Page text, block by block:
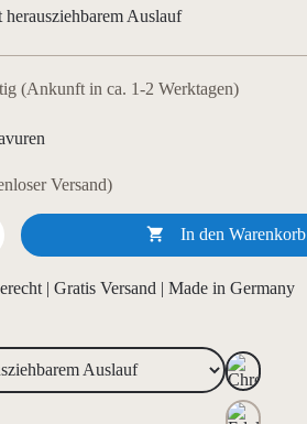
Auslauf
(Ankunft in ca. 1-2 Werktagen)
Versand)
 In den Warenkorb
| Gratis Versand | Made in Germany